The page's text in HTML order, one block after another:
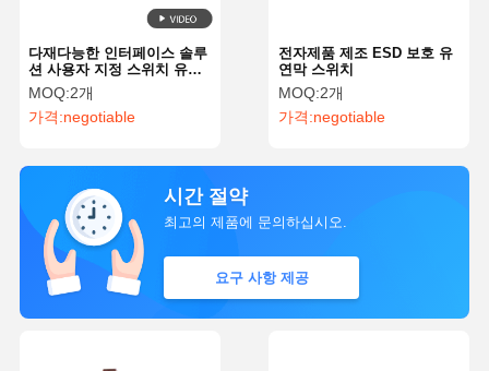
다재다능한 인터페이스 솔루
션 사용자 지정 스위치 유형
엽막
MOQ:2개
가격:negotiable
전자제품 제조 ESD 보호 유
연막 스위치
MOQ:2개
가격:negotiable
시간 절약
최고의 제품에 문의하십시오.
요구 사항 제공